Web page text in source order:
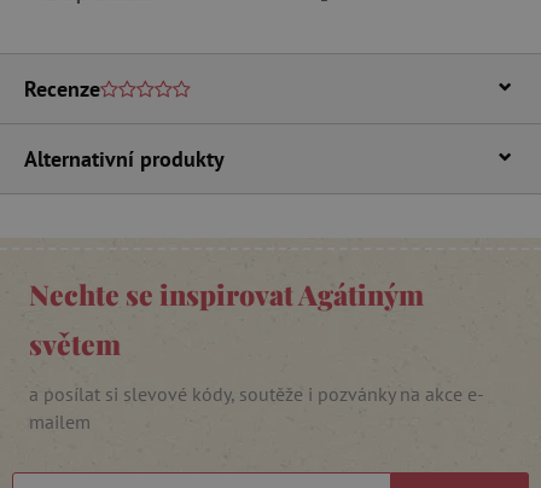
Recenze
Alternativní produkty
Nechte se inspirovat Agátiným
světem
a posílat si slevové kódy, soutěže i pozvánky na akce e-
mailem
přihlášení uživatele a správa účtu. Webové
cookie správně používat.
Provider/